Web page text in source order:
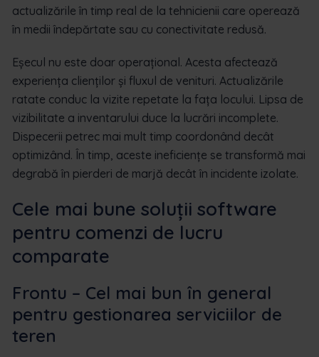
actualizările în timp real de la tehnicienii care operează
în medii îndepărtate sau cu conectivitate redusă.
Eșecul nu este doar operațional. Acesta afectează
experiența clienților și fluxul de venituri. Actualizările
ratate conduc la vizite repetate la fața locului. Lipsa de
vizibilitate a inventarului duce la lucrări incomplete.
Dispecerii petrec mai mult timp coordonând decât
optimizând. În timp, aceste ineficiențe se transformă mai
degrabă în pierderi de marjă decât în incidente izolate.
Cele mai bune soluții software
pentru comenzi de lucru
comparate
Frontu – Cel mai bun în general
pentru gestionarea serviciilor de
teren